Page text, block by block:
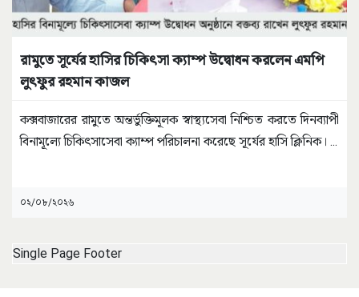
রামুতে সূর্যের হাসির চিকিৎসা ক্যাম্প উদ্বোধন করলেন এমপি
লুৎফুর রহমান কাজল
কক্সবাজারের রামুতে অন্তর্ভুক্তিমূলক স্বাস্থ্যসেবা নিশ্চিত করতে দিনব্যাপী
বিনামূল্যে চিকিৎসাসেবা ক্যাম্প পরিচালনা করেছে সূর্যের হাসি ক্লিনিক। ...
০২/০৮/২০২৬
Single Page Footer